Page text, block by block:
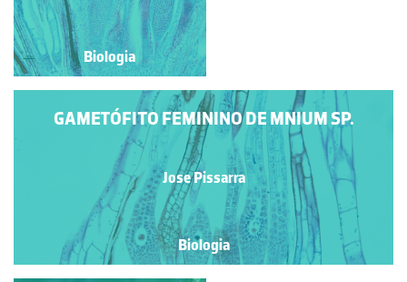
Biologia
Biologia
GAMETÓFITO FEMININO DE MNIUM SP.
Jose Pissarra
Biologia